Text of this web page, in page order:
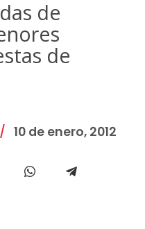
de
de
10 de enero, 2012